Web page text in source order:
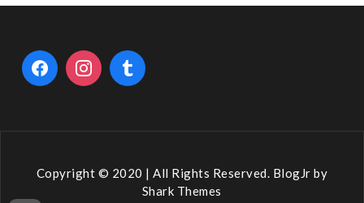
Copyright © 2020 | All Rights Reserved. BlogJr by
Shark Themes